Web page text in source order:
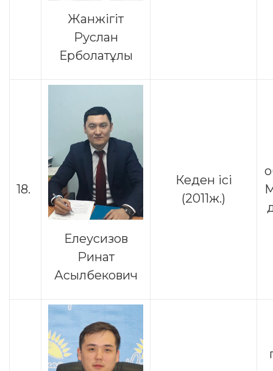
Жанжігіт
Руслан
Ерболатұлы
18.
Елеусизов
Ринат
Асылбекович
Кеден ісі
(2011ж.)